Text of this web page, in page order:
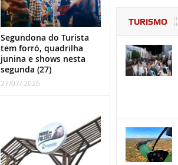
Segundona do Turista
tem forró, quadrilha
junina e shows nesta
segunda (27)
27/07/ 2026
TURISMO